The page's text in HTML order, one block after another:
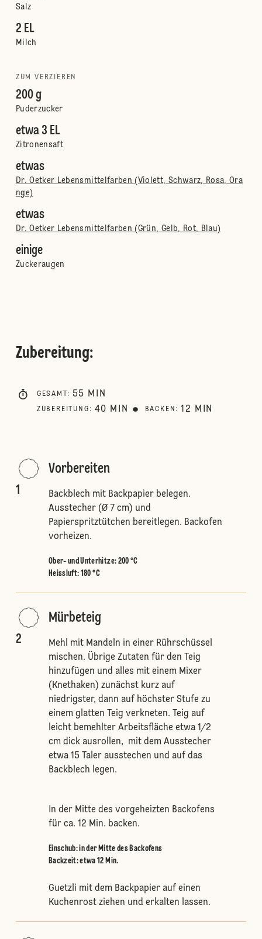
Salz
2 EL
Milch
ZUM VERZIEREN
200 g
Puderzucker
etwa 3 EL
Zitronensaft
etwas
Dr. Oetker Lebensmittelfarben (Violett, Schwarz, Rosa, Ora
nge)
etwas
Dr. Oetker Lebensmittelfarben (Grün, Gelb, Rot, Blau)
einige
Zuckeraugen
Zubereitung:
GESAMT : 55 MIN
ZUBEREITUNG : 40 MIN BACKEN : 12 MIN
1
Vorbereiten
Backblech mit Backpapier belegen.
Ausstecher (Ø 7 cm) und
Papierspritztütchen bereitlegen. Backofen
vorheizen.
Ober- und Unterhitze: 200 °C
Heissluft: 180 °C
2
Mürbeteig
Mehl mit Mandeln in einer Rührschüssel
mischen. Übrige Zutaten für den Teig
hinzufügen und alles mit einem Mixer
(Knethaken) zunächst kurz auf
niedrigster, dann auf höchster Stufe zu
einem glatten Teig verkneten. Teig auf
leicht bemehlter Arbeitsfläche etwa 1/2
cm dick ausrollen, mit dem Ausstecher
etwa 15 Taler ausstechen und auf das
Backblech legen.
In der Mitte des vorgeheizten Backofens
für ca. 12 Min. backen.
Einschub:in der Mitte des Backofens
Backzeit: etwa 12 Min.
Guetzli mit dem Backpapier auf einen
Kuchenrost ziehen und erkalten lassen.